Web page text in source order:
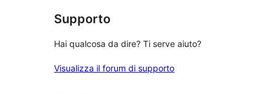
Supporto
Hai qualcosa da dire? Ti serve aiuto?
Visualizza il forum di supporto